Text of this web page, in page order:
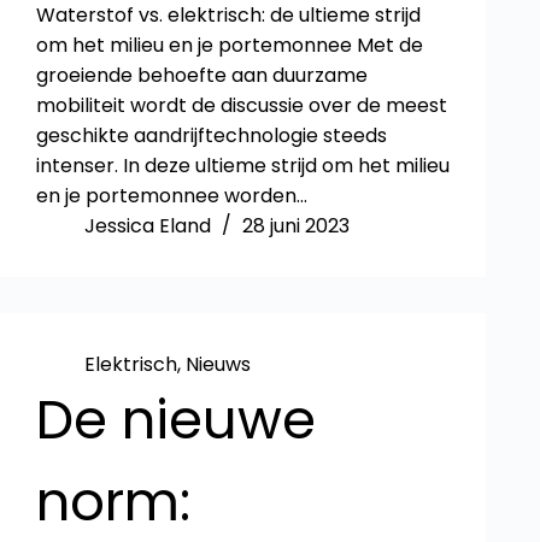
Waterstof vs. elektrisch: de ultieme strijd
om het milieu en je portemonnee Met de
groeiende behoefte aan duurzame
mobiliteit wordt de discussie over de meest
geschikte aandrijftechnologie steeds
intenser. In deze ultieme strijd om het milieu
en je portemonnee worden…
Jessica Eland
28 juni 2023
Elektrisch, Nieuws
De nieuwe
norm: